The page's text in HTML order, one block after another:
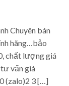
Chuyên bán
hãng…bảo
chất lượng giá
vấn giá
(zalo)2 3 […]